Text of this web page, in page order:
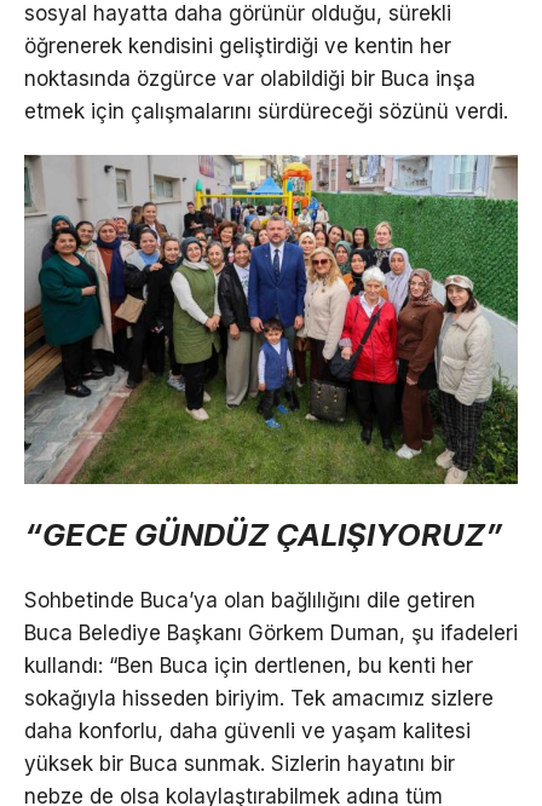
sosyal hayatta daha görünür olduğu, sürekli
öğrenerek kendisini geliştirdiği ve kentin her
noktasında özgürce var olabildiği bir Buca inşa
etmek için çalışmalarını sürdüreceği sözünü verdi.
“GECE GÜNDÜZ ÇALIŞIYORUZ”
Sohbetinde Buca’ya olan bağlılığını dile getiren
Buca Belediye Başkanı Görkem Duman, şu ifadeleri
kullandı: “Ben Buca için dertlenen, bu kenti her
sokağıyla hisseden biriyim. Tek amacımız sizlere
daha konforlu, daha güvenli ve yaşam kalitesi
yüksek bir Buca sunmak. Sizlerin hayatını bir
nebze de olsa kolaylaştırabilmek adına tüm